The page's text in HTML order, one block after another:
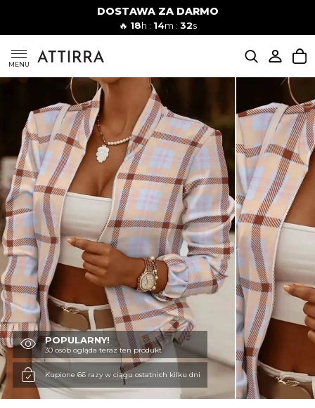
DOSTAWA ZA DARMO
🔥 18h : 14m :31s
MENU
Mężczyźni
SUKIENKI
KOMPLETY
KOMBINEZONY
DÓŁ DAMSKIE
STROJE KĄPIELOWE
BLUZKI
OBUWIE
BIELIZNA
POPULARNY!
30 osób ogląda teraz ten produkt
Kupione 66 razy w ciągu ostatnich kilku dni